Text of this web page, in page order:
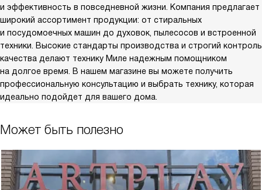
и эффективность в повседневной жизни. Компания предлагает
широкий ассортимент продукции: от стиральных
и посудомоечных машин до духовок, пылесосов и встроенной
техники. Высокие стандарты производства и строгий контроль
качества делают технику Миле надежным помощником
на долгое время. В нашем магазине вы можете получить
профессиональную консультацию и выбрать технику, которая
идеально подойдет для вашего дома.
Может быть полезно